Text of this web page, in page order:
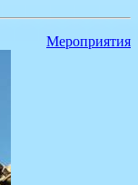
Мероприятия